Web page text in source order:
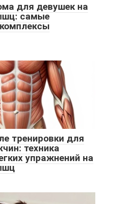
для девушек на
самые
тренировки для
техника
упражнений на